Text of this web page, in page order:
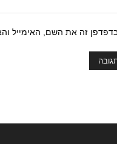
זה את השם, האימייל